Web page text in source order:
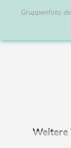
Gruppenfoto
Weitere